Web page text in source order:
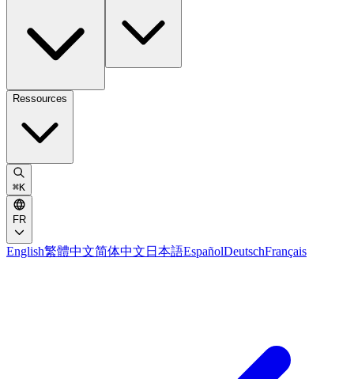
Ressources
⌘K
FR
English繁體中文简体中文 日本語EspañolDeutschFrançais